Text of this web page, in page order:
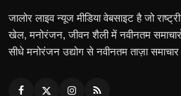
जालोर लाइव न्यूज मीडिया वेबसाइट है जो
खेल, मनोरंजन, जीवन शैली में नवीनतम
सीधे मनोरंजन उद्योग से नवीनतम ताज़ा